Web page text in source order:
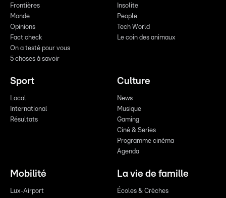
Frontières
Monde
Opinions
Fact check
On a testé pour vous
5 choses à savoir
Insolite
People
Tech World
Le coin des animaux
Sport
Local
International
Résultats
Culture
News
Musique
Gaming
Ciné & Series
Programme cinéma
Agenda
Mobilité
Lux-Airport
La vie de famille
Écoles & Crèches